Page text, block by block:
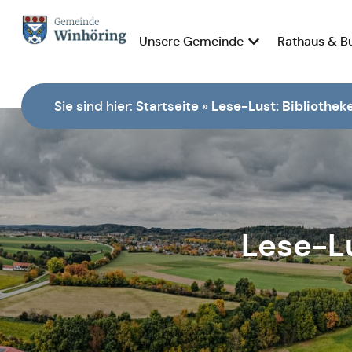
Zur Startseite
Unsere Gemeinde Rathaus &
Sie sind hier: Startseite » Lese-Lust:
Lese-